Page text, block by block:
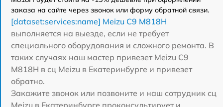
заказа на сайте через звонок или форму обратной связи.
[dataset:services:name] Meizu C9 M818H
выполняется на выезде, если не требует
специального оборудования и сложного ремонта. В
таких случаях наш мастер привезет Meizu C9
M818H в сц Meizu в Екатеринбурге и привезет
обратно.
Закажите звонок или позвоните и наш сотрудник сц
Meizu в Екатеринбурге проконсультирует и